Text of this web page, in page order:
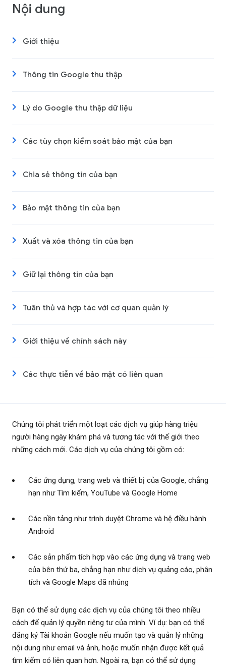
Nội dung
Giới thiệu
Thông tin Google thu thập
Lý do Google thu thập dữ liệu
Các tùy chọn kiểm soát bảo mật của bạn
Chia sẻ thông tin của bạn
Bảo mật thông tin của bạn
Xuất và xóa thông tin của bạn
Giữ lại thông tin của bạn
Tuân thủ và hợp tác với cơ quan quản lý
Giới thiệu về chính sách này
Các thực tiễn về bảo mật có liên quan
Chúng tôi phát triển một loạt các dịch vụ giúp hàng triệu
người hàng ngày khám phá và tương tác với thế giới theo
những cách mới. Các dịch vụ của chúng tôi gồm có:
Các ứng dụng, trang web và thiết bị của Google, chẳng
hạn như Tìm kiếm, YouTube và Google Home
Các nền tảng như trình duyệt Chrome và hệ điều hành
Android
Các sản phẩm tích hợp vào các ứng dụng và trang web
của bên thứ ba, chẳng hạn như dịch vụ quảng cáo, phân
tích và Google Maps đã nhúng
Bạn có thể sử dụng các dịch vụ của chúng tôi theo nhiều
cách để quản lý quyền riêng tư của mình. Ví dụ: bạn có thể
đăng ký Tài khoản Google nếu muốn tạo và quản lý những
nội dung như email và ảnh, hoặc muốn nhận được kết quả
tìm kiếm có liên quan hơn. Ngoài ra, bạn có thể sử dụng